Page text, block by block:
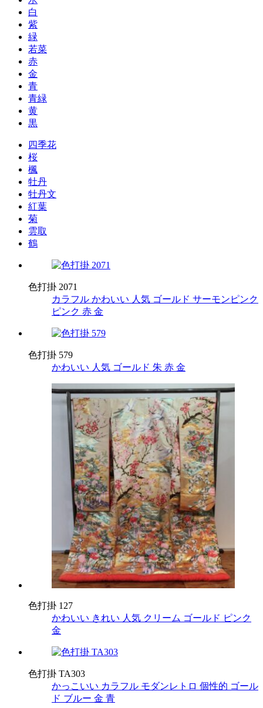
白
紫
緑
若菜
赤
金
青
青緑
黄
黒
四季花
桜
楓
牡丹
牡丹文
紅葉
菊
雲取
鶴
色打掛 2071
カラフル かわいい 人気 ゴールド サーモンピンク
ピンク 赤 金
色打掛 579
かわいい 人気 ゴールド 朱 赤 金
色打掛 127
かわいい きれい 人気 クリーム ゴールド ピンク
金
色打掛 TA303
かっこいい カラフル モダンレトロ 個性的 ゴール
ド ブルー 金 青